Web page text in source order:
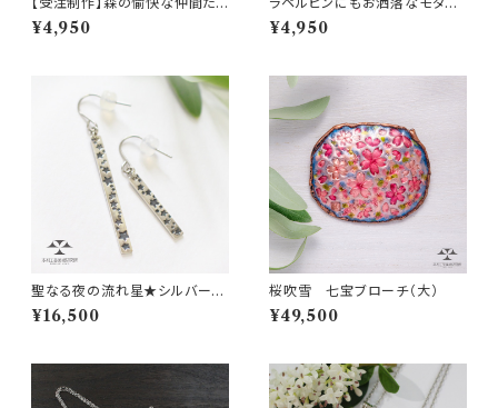
◆銀流しのピンバッチ◆たぬき・
りす
¥4,950
な銀流しのピンバッチ◆プレゼ
ントにも
¥4,950
聖なる夜の流れ星★シルバース
トレートバーピアス・イヤリング
¥16,500
桜吹雪 七宝ブローチ（大）
¥49,500